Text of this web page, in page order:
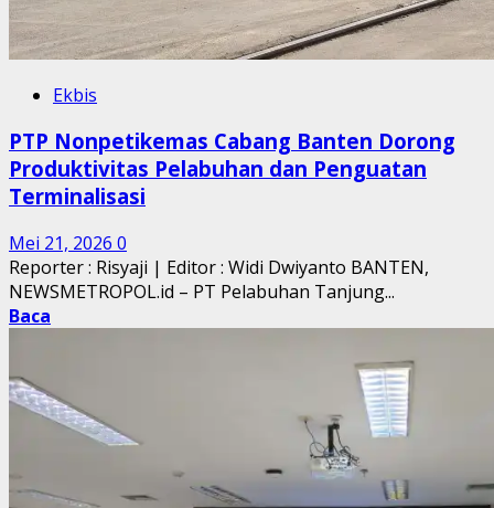
Ekbis
PTP Nonpetikemas Cabang Banten Dorong
Produktivitas Pelabuhan dan Penguatan
Terminalisasi
Mei 21, 2026 0
Reporter : Risyaji | Editor : Widi Dwiyanto BANTEN,
NEWSMETROPOL.id – PT Pelabuhan Tanjung...
Baca